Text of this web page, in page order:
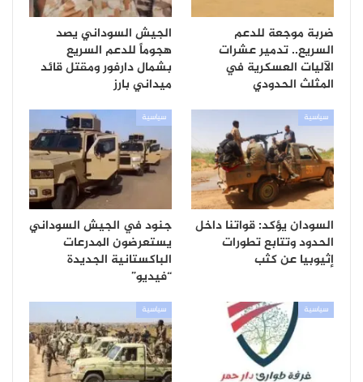
ضربة موجعة للدعم
السريع.. تدمير عشرات
الآليات العسكرية في
المثلث الحدودي
الجيش السوداني يصد
هجوماً للدعم السريع
بشمال دارفور ومقتل قائد
ميداني بارز
سياسية
السودان يؤكد: قواتنا داخل
الحدود وتتابع تطورات
إثيوبيا عن كثب
سياسية
جنود في الجيش السوداني
يستعرضون المدرعات
الباكستانية الجديدة
“فيديو”
سياسية سياسية